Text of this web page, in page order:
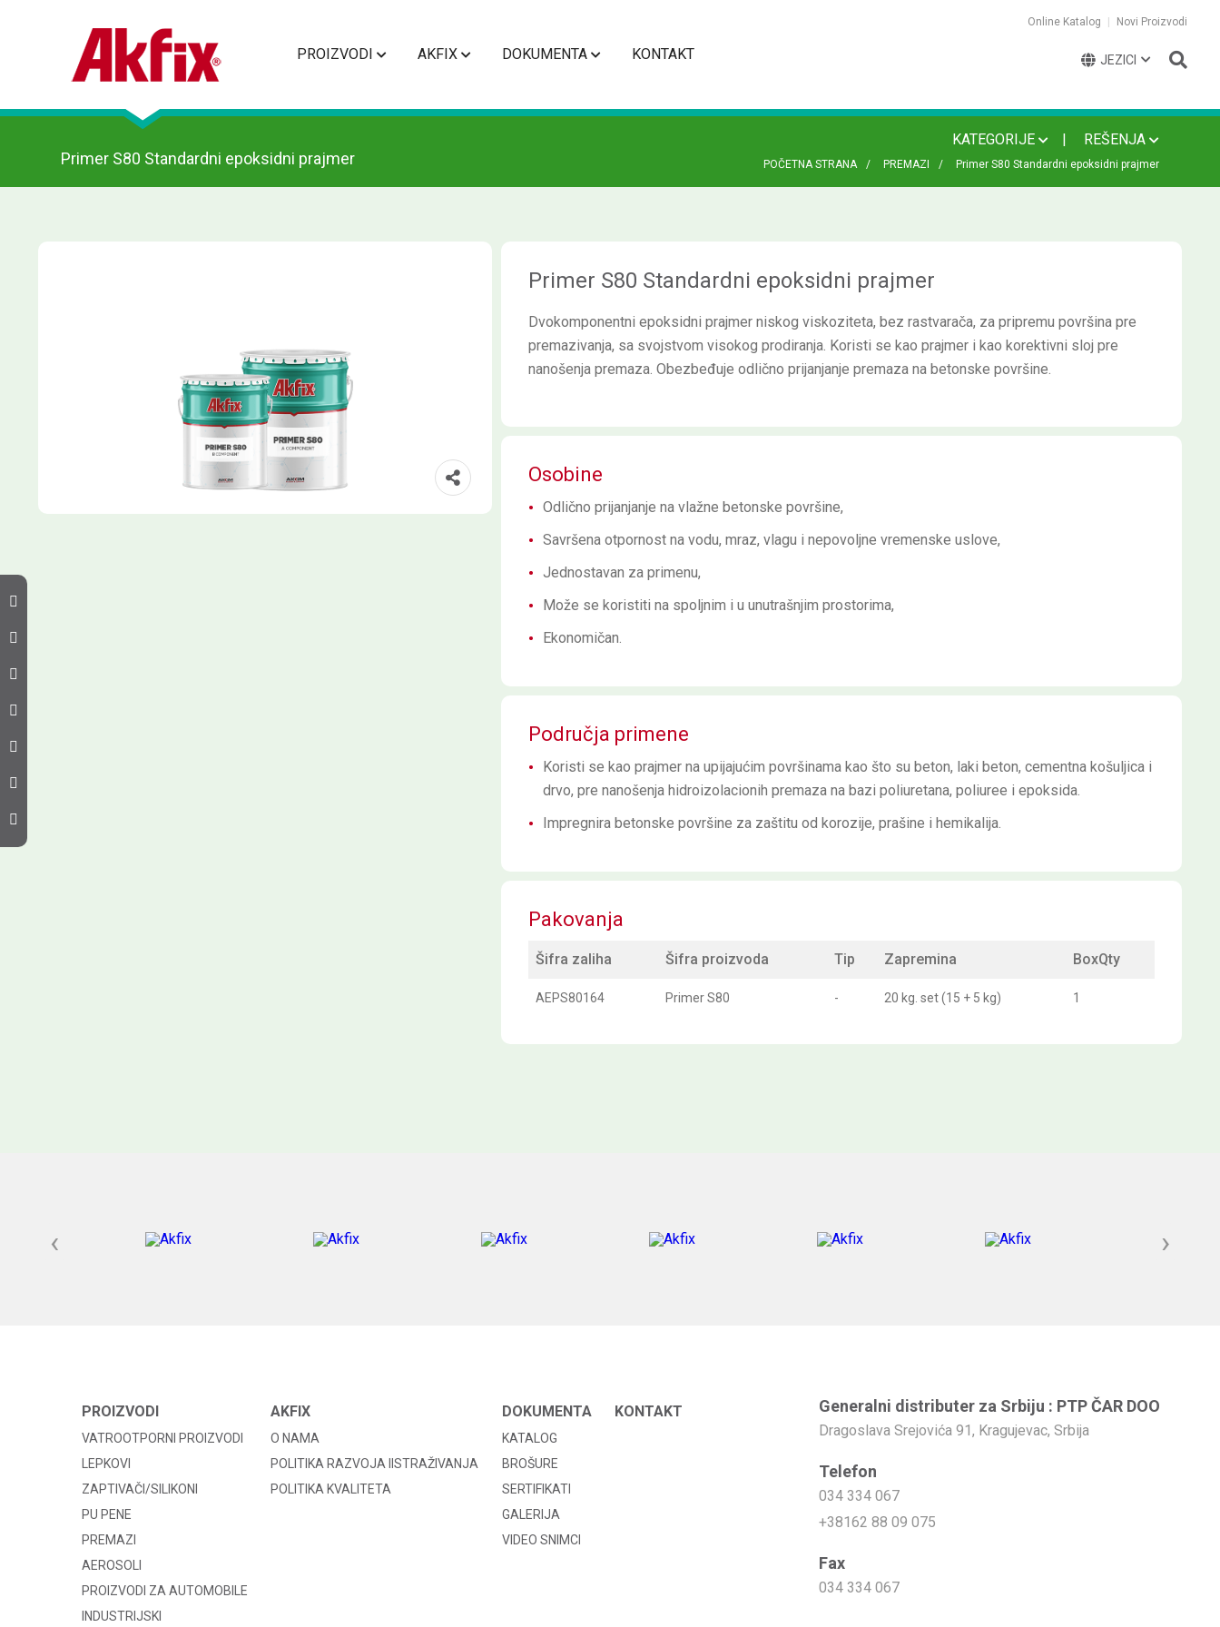
PROIZVODI AKFIX DOKUMENTA KONTAKT
Online Katalog Novi Proizvodi
JEZICI
Primer S80 Standardni epoksidni prajmer
KATEGORIJE REŠENJA
POČETNA STRANA PREMAZI Primer S80 Standardni epoksidni prajmer
Primer S80 Standardni epoksidni prajmer
Dvokomponentni epoksidni prajmer niskog viskoziteta, bez rastvarača, za pripremu površina pre
premazivanja, sa svojstvom visokog prodiranja. Koristi se kao prajmer i kao korektivni sloj pre
nanošenja premaza. Obezbeđuje odlično prijanjanje premaza na betonske površine.
Osobine
Odlično prijanjanje na vlažne betonske površine,
Savršena otpornost na vodu, mraz, vlagu i nepovoljne vremenske uslove,
Jednostavan za primenu,
Može se koristiti na spoljnim i u unutrašnjim prostorima,
Ekonomičan.
Područja primene
Koristi se kao prajmer na upijajućim površinama kao što su beton, laki beton, cementna košuljica i
drvo, pre nanošenja hidroizolacionih premaza na bazi poliuretana, poliuree i epoksida.
Impregnira betonske površine za zaštitu od korozije, prašine i hemikalija.
Pakovanja
Šifra zaliha Šifra proizvoda Tip Zapremina BoxQty
AEPS80164 Primer S80 - 20 kg. set (15 + 5 kg) 1
‹ ›
PROIZVODI
VATROOTPORNI PROIZVODI
LEPKOVI
ZAPTIVAČI/SILIKONI
PU PENE
PREMAZI
AEROSOLI
PROIZVODI ZA AUTOMOBILE
INDUSTRIJSKI
AKFIX
O NAMA
POLITIKA RAZVOJA IISTRAŽIVANJA
POLITIKA KVALITETA
DOKUMENTA
KATALOG
BROŠURE
SERTIFIKATI
GALERIJA
VIDEO SNIMCI
KONTAKT Generalni distributer za Srbiju : PTP ČAR DOO
Dragoslava Srejovića 91, Kragujevac, Srbija
Telefon
034 334 067
+38162 88 09 075
Fax
034 334 067